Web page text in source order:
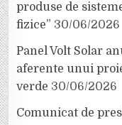
produse de
fizice” 30/06/2026
Panel Volt Solar
aferente unui
verde 30/06/2026
Comunicat de